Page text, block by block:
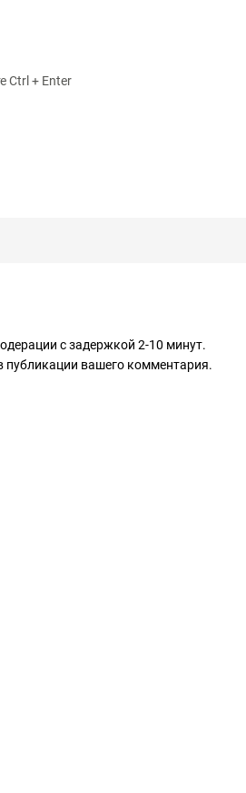
Ctrl + Enter
с задержкой 2-10 минут.
публикации вашего комментария.